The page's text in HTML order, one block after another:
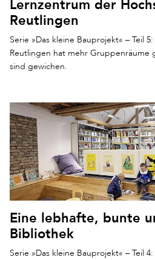
Lernzentrum der
Reutlingen
Serie »Das kleine Bauprojekt« – Teil
Reutlingen hat mehr Gruppenräume
sind gewichen.
Eine lebhafte, bunte
Bibliothek
Serie »Das kleine Bauprojekt« – Teil